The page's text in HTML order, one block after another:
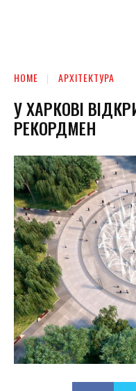
HOME АРХІТЕКТУРА
У ХАРКОВІ
РЕКОРДМЕН